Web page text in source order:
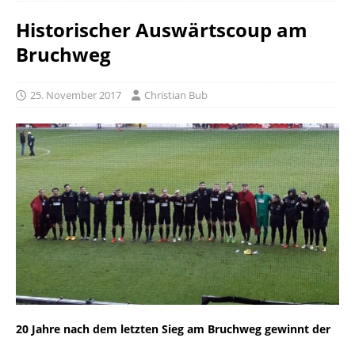
Historischer Auswärtscoup am
Bruchweg
25. November 2017 Christian Bub
20 Jahre nach dem letzten Sieg am Bruchweg gewinnt der